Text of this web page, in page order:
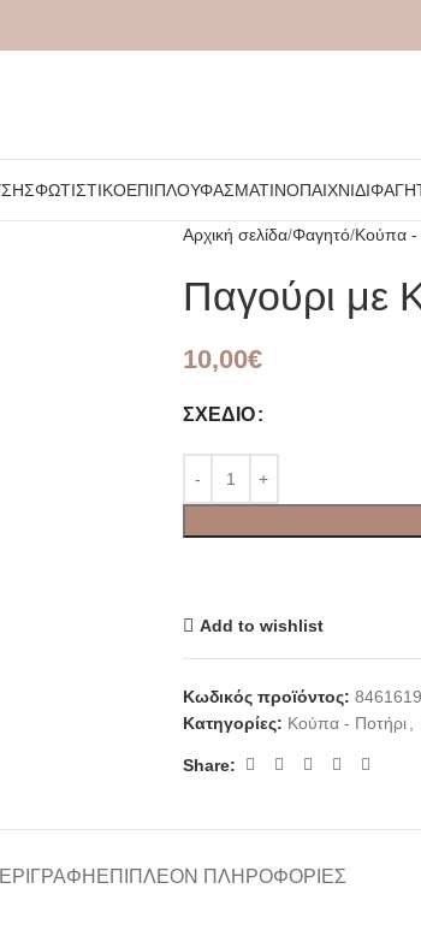
ΦΩΤΙΣΤΙΚΌΈΠΙΠΛΟΥΦΑΣΜΆΤΙΝΟΠΑΙΧΝΊΔΙ
Αρχική σελίδα Φαγητό Κούπα -
Παγούρι με
10,00€
ΣΧΈΔΙΟ
Add to wishlist
Κωδικός προϊόντος:
Κατηγορίες: Κούπα - Ποτήρι
Share:
ΕΠΙΠΛΈΟΝ ΠΛΗΡΟΦΟΡΊΕΣ